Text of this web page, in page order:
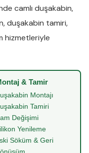
camlı duşakabin,
,duşakabin tamiri,
hizmetleriyle
& Tamir
Montajı
Tamiri
Değişimi
Yenileme
Söküm & Geri